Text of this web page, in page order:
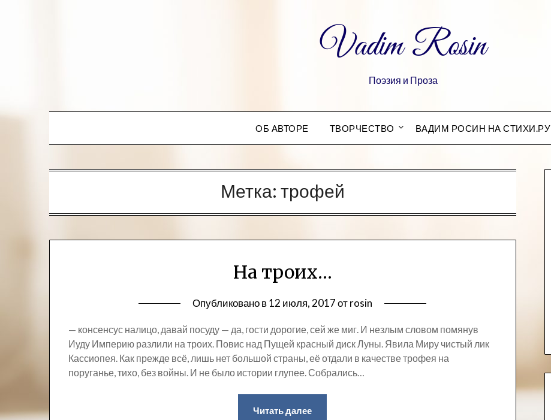
Vadim Rosin
Поэзия и Проза
ОБ АВТОРЕ ТВОРЧЕСТВО ВАДИМ РОСИН НА СТИХИ.РУ
Метка: трофей
На троих…
Опубликовано в12 июля, 2017отrosin
— консенсус налицо, давай посуду — да, гости дорогие, сей же миг. И незлым словом помянув
Иуду Империю разлили на троих. Повис над Пущей красный диск Луны. Явила Миру чистый лик
Кассиопея. Как прежде всё, лишь нет большой страны, её отдали в качестве трофея на
поруганье, тихо, без войны. И не было истории глупее. Собрались…
Читать далее